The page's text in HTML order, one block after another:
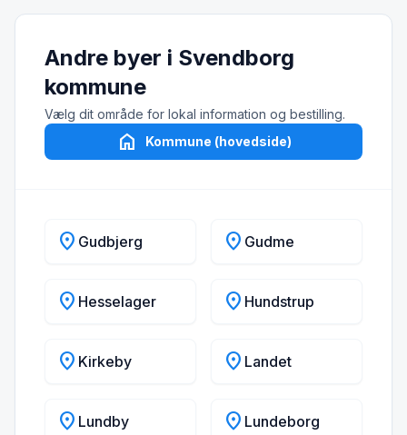
Andre byer i Svendborg
kommune
Vælg dit område for lokal information og bestilling.
home Kommune (hovedside)
location_on Gudbjerg location_on Gudme
location_on Hesselager location_on Hundstrup
location_on Kirkeby location_on Landet
location_on Lundby location_on Lundeborg